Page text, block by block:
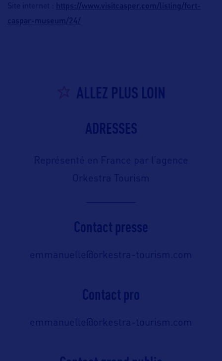
Site internet : https://www.visitcasper.com/listing/fort-
caspar-museum/24/
ALLEZ PLUS LOIN
ADRESSES
Représenté en France par l’agence
Orkestra Tourism
Contact presse
emmanuelle@orkestra-tourism.com
Contact pro
emmanuelle@orkestra-tourism.com